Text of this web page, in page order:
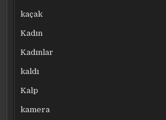
kaçak
Kadın
Kadınlar
kaldı
Kalp
kamera